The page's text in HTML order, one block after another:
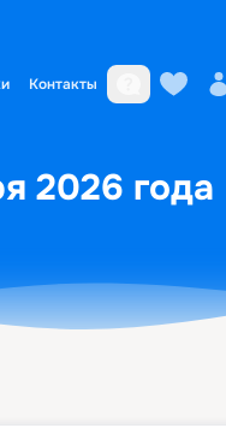
Контакты
2026 года